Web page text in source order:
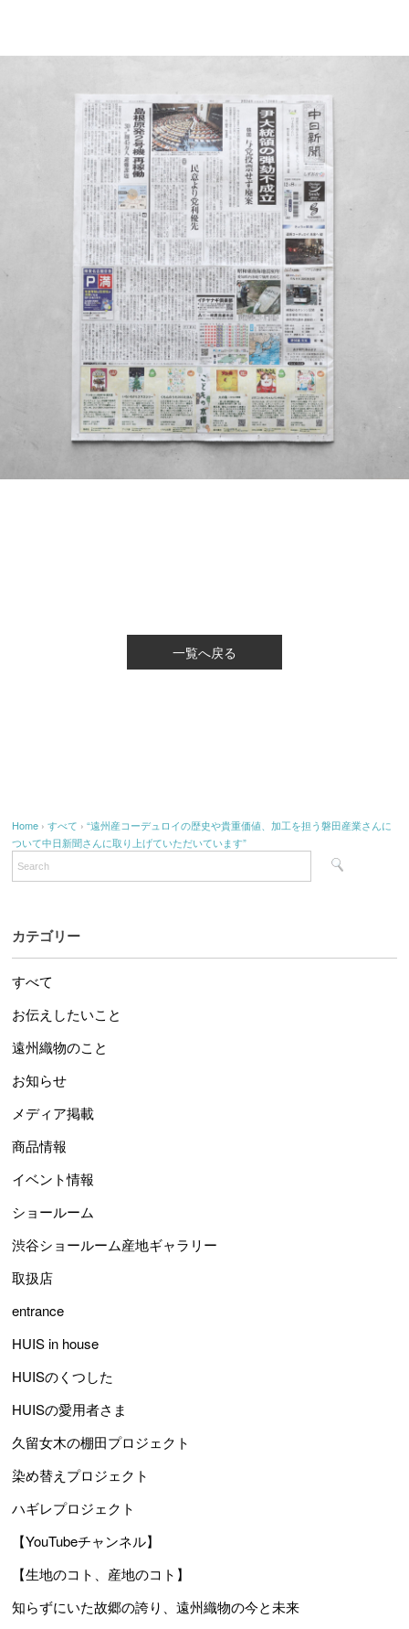
一覧へ戻る
Home ›すべて ›“遠州産コーデュロイの歴史や貴重価値、加工を担う磐田産業さんに
ついて中日新聞さんに取り上げていただいています”
カテゴリー
すべて
お伝えしたいこと
遠州織物のこと
お知らせ
メディア掲載
商品情報
イベント情報
ショールーム
渋谷ショールーム産地ギャラリー
取扱店
entrance
HUIS in house
HUISのくつした
HUISの愛用者さま
久留女木の棚田プロジェクト
染め替えプロジェクト
ハギレプロジェクト
【YouTubeチャンネル】
【生地のコト、産地のコト】
知らずにいた故郷の誇り、遠州織物の今と未来